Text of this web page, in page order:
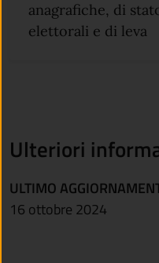
anagrafiche, di
elettorali e di leva
Ulteriori
ULTIMO
16 ottobre 2024